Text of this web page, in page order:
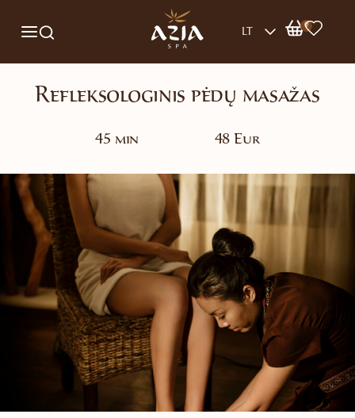
LT
0
Refleksologinis pėdų masažas
45 min 48 Eur